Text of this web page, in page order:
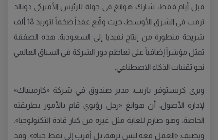
قبل أيام فقط، شارك هوانغ في جولة للرئيس الأميركي دونالد
ترمب في الشرق الأوسط، حيث وقّع عقداً ضخماً لتوريد 18 ألف
شريحة متطورة من إنتاج نفيديا إلى السعودية. هذه الصفقة
تمثل مؤشراً إضافياً على تعاظم دور الشركة في السباق العالمي
نحو تقنيات الذكاء الاصطناعي.
ويرى كريستوفر باريت، مدير صندوق في شركة «كارمينياك»
لإدارة الأصول، أن هوانغ «رجل رؤيوي قام بالأمور بطريقته
الخاصة، وهو صارم للغاية مثل غيره من كبار قادة التكنولوجيا».
ويضيف: «العمل معه ليس نزهة، بل أقرب إلى نمط حياة». وقد